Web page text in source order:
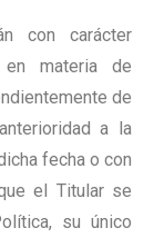
con carácter
en materia de
de
a la
fecha o con
el Titular se
su único